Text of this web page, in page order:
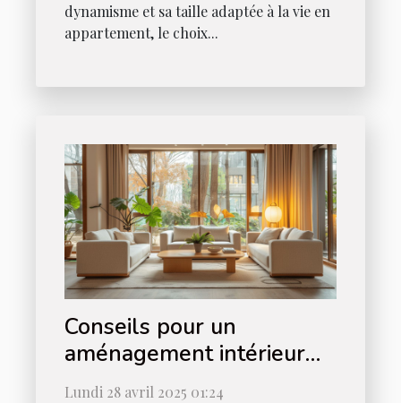
dynamisme et sa taille adaptée à la vie en
appartement, le choix...
Conseils pour un
aménagement intérieur
minimaliste et fonctionnel
Lundi 28 avril 2025 01:24